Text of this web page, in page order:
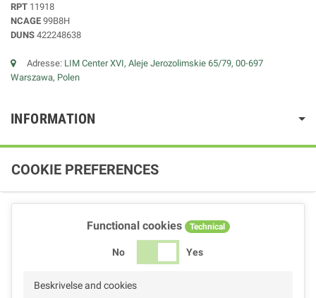
RPT 11918
NCAGE 99B8H
DUNS 422248638
Adresse: LIM Center XVI, Aleje Jerozolimskie 65/79, 00-697
Warszawa, Polen
INFORMATION
COOKIE PREFERENCES
Functional cookies Technical
No Yes
Beskrivelse and cookies